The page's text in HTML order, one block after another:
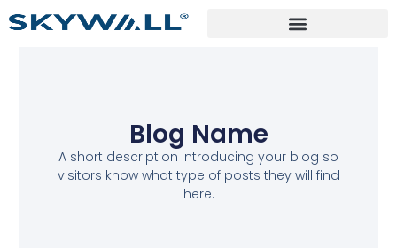
Blog Name
A short description introducing your blog so
visitors know what type of posts they will find
here.